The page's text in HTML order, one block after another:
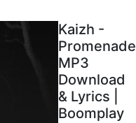
Kaizh -
Promenade
MP3
Download
& Lyrics |
Boomplay